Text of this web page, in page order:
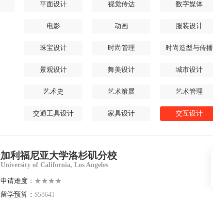
平面设计 视觉传达 数字媒体
电影 动画 服装设计
珠宝设计 时尚管理 时尚造型与传播
景观设计 舞美设计 城市设计
艺术史 艺术策展 艺术管理
交通工具设计 家具设计 交互设计
加利福尼亚大学洛杉矶分校
University of California, Los Angeles
申请难度： ★★★★
留学预算： $58641